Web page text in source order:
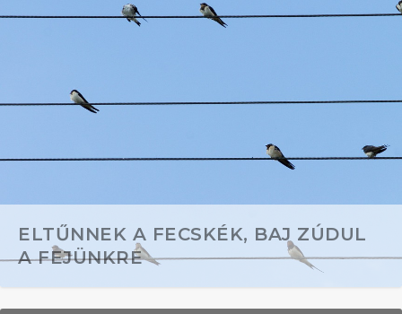
ELTŰNNEK A FECSKÉK, BAJ ZÚDUL
A FEJÜNKRE